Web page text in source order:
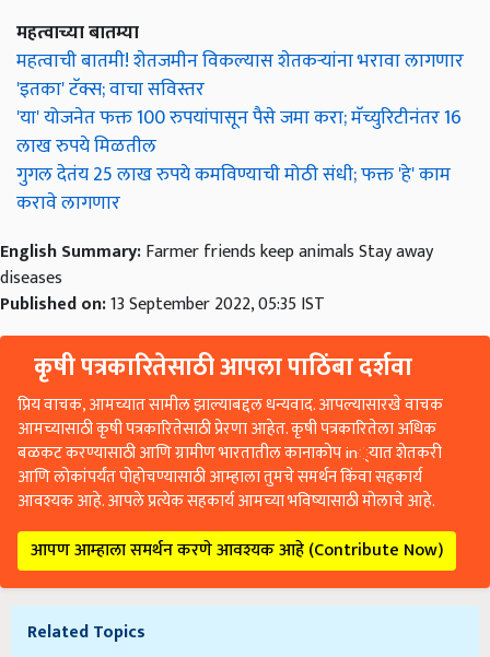
महत्वाच्या बातम्या
महत्वाची बातमी! शेतजमीन विकल्यास शेतकऱ्यांना भरावा लागणार
'इतका' टॅक्स; वाचा सविस्तर
'या' योजनेत फक्त 100 रुपयांपासून पैसे जमा करा; मॅच्युरिटीनंतर 16
लाख रुपये मिळतील
गुगल देतंय 25 लाख रुपये कमविण्याची मोठी संधी; फक्त 'हे' काम
करावे लागणार
English Summary:Farmer friends keep animals Stay away
diseases
Published on:13 September 2022, 05:35 IST
कृषी पत्रकारितेसाठी आपला पाठिंबा दर्शवा
प्रिय वाचक, आमच्यात सामील झाल्याबद्दल धन्यवाद. आपल्यासारखे वाचक
आमच्यासाठी कृषी पत्रकारितेसाठी प्रेरणा आहेत. कृषी पत्रकारितेला अधिक
बळकट करण्यासाठी आणि ग्रामीण भारतातील कानाकोप in्यात शेतकरी
आणि लोकांपर्यंत पोहोचण्यासाठी आम्हाला तुमचे समर्थन किंवा सहकार्य
आवश्यक आहे. आपले प्रत्येक सहकार्य आमच्या भविष्यासाठी मोलाचे आहे.
आपण आम्हाला समर्थन करणे आवश्यक आहे (Contribute Now)
Related Topics